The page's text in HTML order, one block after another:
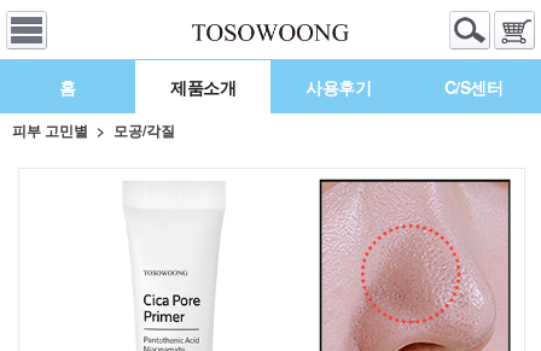
홈 제품소개 사용후기 C/S센터
피부 고민별 모공/각질